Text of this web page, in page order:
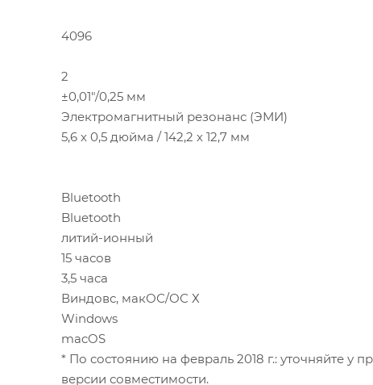
4096
2
±0,01"/0,25 мм
Электромагнитный резонанс (ЭМИ)
5,6 х 0,5 дюйма / 142,2 х 12,7 мм
Bluetooth
Bluetooth
литий-ионный
15 часов
3,5 часа
Виндовс, макОС/ОС Х
Windows
macOS
* По состоянию на февраль 2018 г.: уточняйте у
версии совместимости.